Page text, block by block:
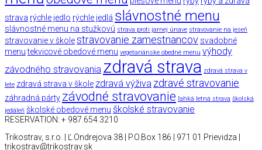
strava rýchle jedlo rýchle jedlá slávnostné menu
slávnostné menu na stužkovú strava proti jarnej únave stravovanie na jeseň
stravovanie v školestravovanie zamestnancov svadobné
menu tekvicové obedové menu vegetariánske obedné menu výhody
závodného stravovania zdravá strava zdravá strava v
lete zdravá strava v škole zdravá výživa zdravé stravovanie
záhradná párty závodné stravovanie ľahká letná strava školská
jedáleň školské obedové menu školské stravovanie
RESERVATION: + 987.654.3210
Trikostrav, s.r.o. | Ľ.Ondrejova 38 | P.O.Box 186 | 971 01 Prievidza |
trikostrav@trikostrav.sk